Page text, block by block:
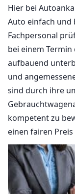
Hier bei
Auto einfach und
Fachpersonal
bei einem
aufbauend
und
sind durch ihre
kompetent zu
einen fairen